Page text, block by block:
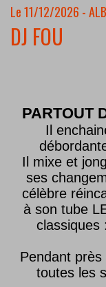
Le 11/12/2026 -
DJ FOU
PARTOUT
Il
Il mixe et
ses
célèbre
à son tube
classiques
Pendant
toutes les